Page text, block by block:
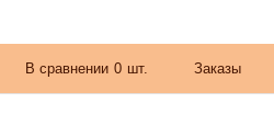
В сравнении 0 шт. Заказы